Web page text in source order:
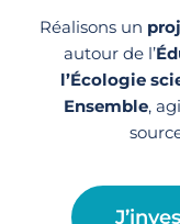
Réalisons un
autour de l’
l’Écologie
Ensemble,